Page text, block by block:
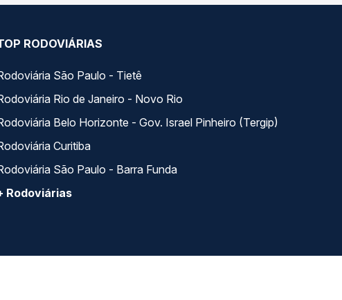
RODOVIÁRIAS
São Paulo - Tietê
Rio de Janeiro - Novo Rio
Belo Horizonte - Gov. Israel Pinheiro (Tergip)
Curitiba
São Paulo - Barra Funda
Rodoviárias